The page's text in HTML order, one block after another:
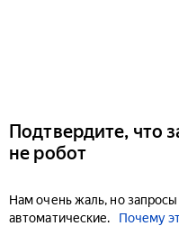
Подтвердите, что
не робот
Нам очень жаль, но
автоматические.
Почему